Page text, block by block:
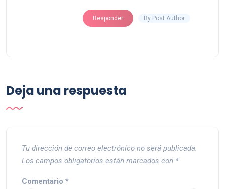
Responder By Post Author
Deja una respuesta
Tu dirección de correo electrónico no será publicada.
Los campos obligatorios están marcados con *
Comentario *